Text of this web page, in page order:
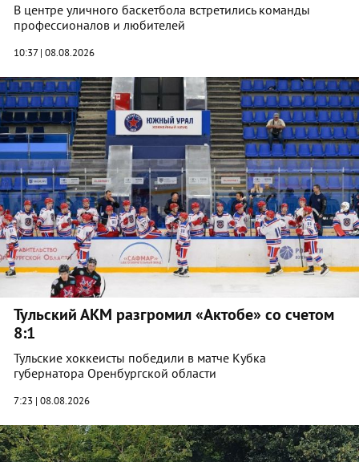
В центре уличного баскетбола встретились команды
профессионалов и любителей
10:37 | 08.08.2026
Тульский АКМ разгромил «Актобе» со счетом
8:1
Тульские хоккеисты победили в матче Кубка
губернатора Оренбургской области
7:23 | 08.08.2026